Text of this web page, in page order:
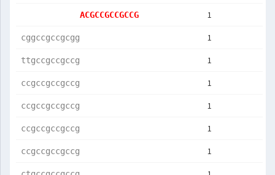
ACGCCGCCGCCG 1
cggccgccgcgg 1
ttgccgccgccg 1
ccgccgccgccg 1
ccgccgccgccg 1
ccgccgccgccg 1
ccgccgccgccg 1